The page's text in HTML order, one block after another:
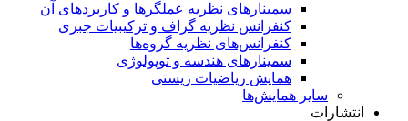
سمینار‌های نظریه عملگرها و کاربردهای آن
کنفرانس نظریه گراف و ترکیبیات جبری
کنفرانس‌های نظریه گروه‌ها
سمینار‌های هندسه و توپولوژی
همایش ریاضیات زیستی
سایر همایش‌ها
انتشارات